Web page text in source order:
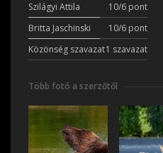
Szilágyi Attila
10/6 pont
Britta Jaschinski
10/6 pont
Közönség szavazat1 szavazat
Több fotó a szerzőtől